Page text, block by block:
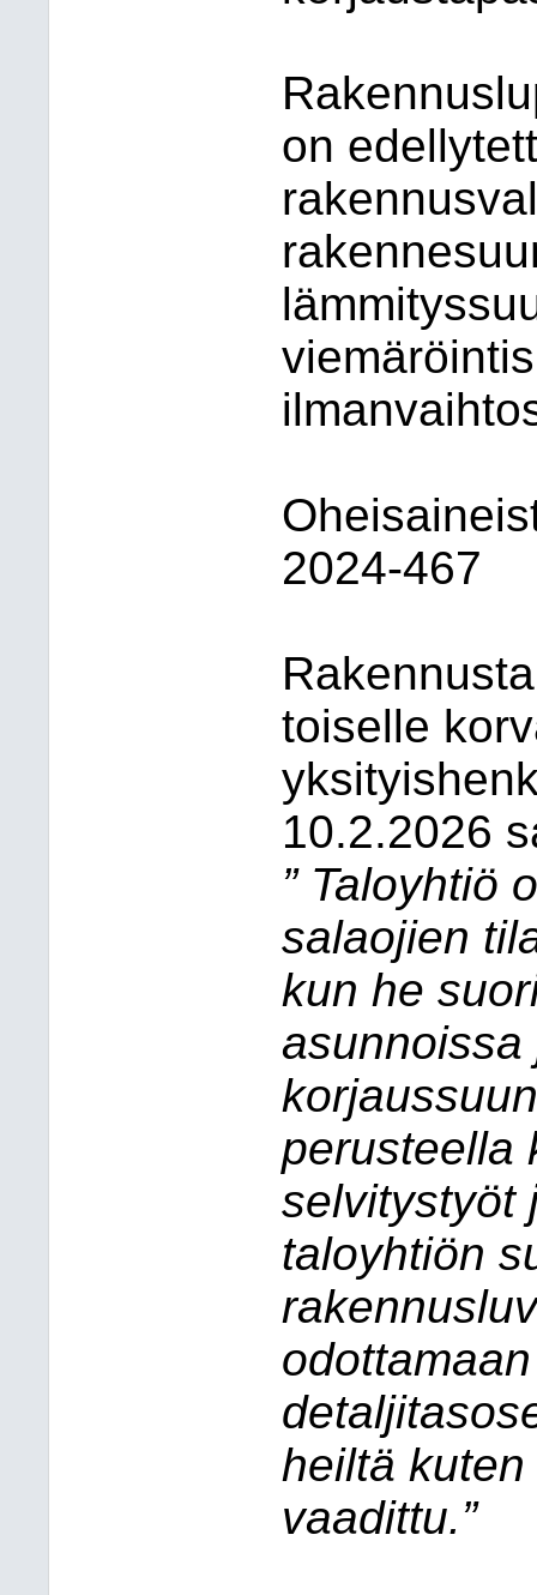
on
2024-467
toiselle
10.2.2026
” Taloyhtiö
salaojien
kun he
asunnoissa
perusteella
selvitystyöt
taloyhtiön
heiltä
vaadittu.”